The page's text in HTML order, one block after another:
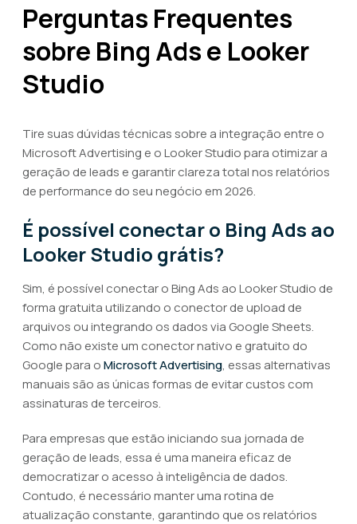
Perguntas Frequentes
sobre Bing Ads e Looker
Studio
Tire suas dúvidas técnicas sobre a integração entre o
Microsoft Advertising e o Looker Studio para otimizar a
geração de leads e garantir clareza total nos relatórios
de performance do seu negócio em 2026.
É possível conectar o Bing Ads ao
Looker Studio grátis?
Sim, é possível conectar o Bing Ads ao Looker Studio de
forma gratuita utilizando o conector de upload de
arquivos ou integrando os dados via Google Sheets.
Como não existe um conector nativo e gratuito do
Google para oMicrosoft Advertising, essas alternativas
manuais são as únicas formas de evitar custos com
assinaturas de terceiros.
Para empresas que estão iniciando sua jornada de
geração de leads, essa é uma maneira eficaz de
democratizar o acesso à inteligência de dados.
Contudo, é necessário manter uma rotina de
atualização constante, garantindo que os relatórios